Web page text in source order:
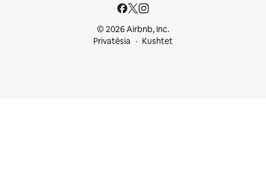
© 2026 Airbnb, Inc.
Privatësia
Kushtet